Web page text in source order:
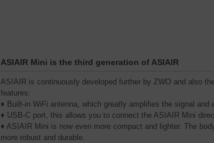
ASIAIR Mini is the third generation of ASIAIR
ASIAIR is continuously developed further by ZWO and also
features:
♦ Built-in WiFi antenna, which greatly amplifies the signal and
♦ USB-C port, this allows you to connect the ASIAIR Mini
♦ ASIAIR Mini is now even more compact and lighter. The
more robust and durable.